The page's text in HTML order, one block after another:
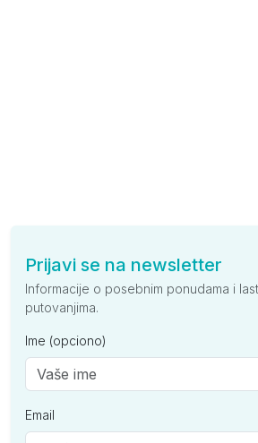
Prijavi se na newsletter
Informacije o posebnim ponudama i
putovanjima.
Ime (opciono)
Email